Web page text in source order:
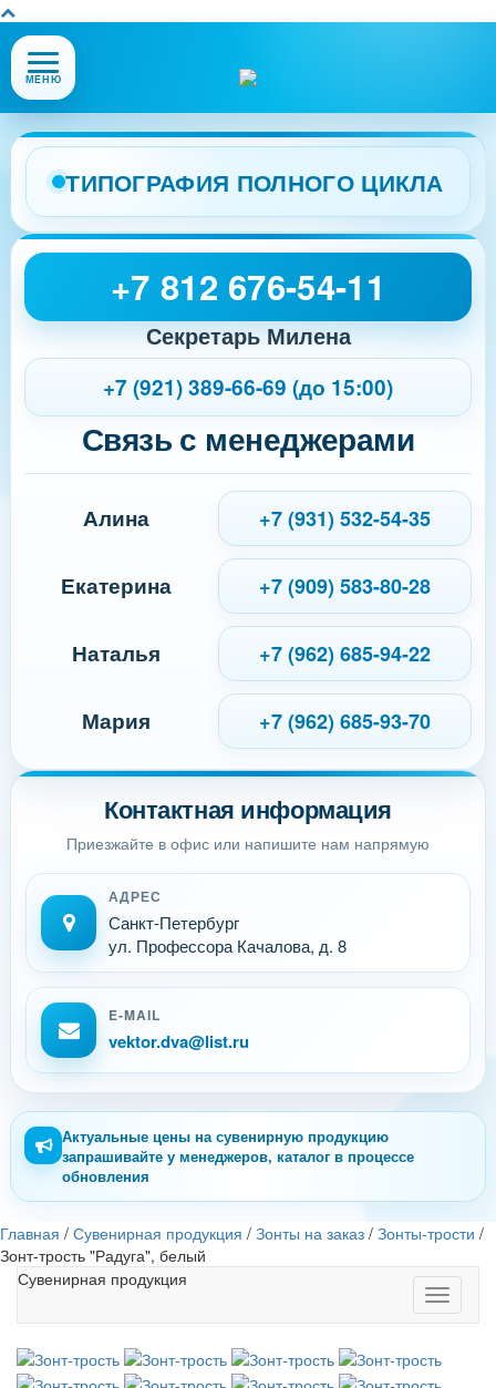
Открыть
или
меню
сайта
МЕНЮ
ТИПОГРАФИЯ ПОЛНОГО ЦИКЛА
Контактная информация
Приезжайте в офис или напишите нам напрямую
АДРЕС
Санкт-Петербург
ул. Профессора Качалова, д. 8
E-MAIL
vektor.dva@list.ru
+7 812 676-54-11
Секретарь Милена
+7 (921) 389-66-69 (до 15:00)
Связь с менеджерами
Алина +7 (931) 532-54-35
Екатерина +7 (909) 583-80-28
Наталья +7 (962) 685-94-22
Мария +7 (962) 685-93-70
Актуальные цены на сувенирную продукцию
запрашивайте у менеджеров, каталог в процессе
обновления
Главная / Сувенирная продукция / Зонты на заказ / Зонты-трости /
Зонт-трость "Радуга", белый
Toggle
Сувенирная продукция